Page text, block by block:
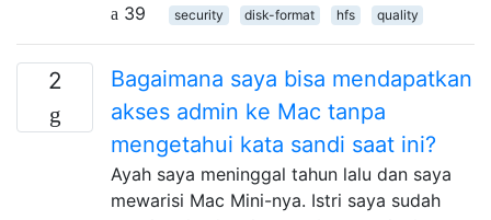
39
security disk-format hfs quality
2
Bagaimana saya bisa mendapatkan
akses admin ke Mac tanpa
mengetahui kata sandi saat ini?
Ayah saya meninggal tahun lalu dan saya
mewarisi Mac Mini-nya. Istri saya sudah